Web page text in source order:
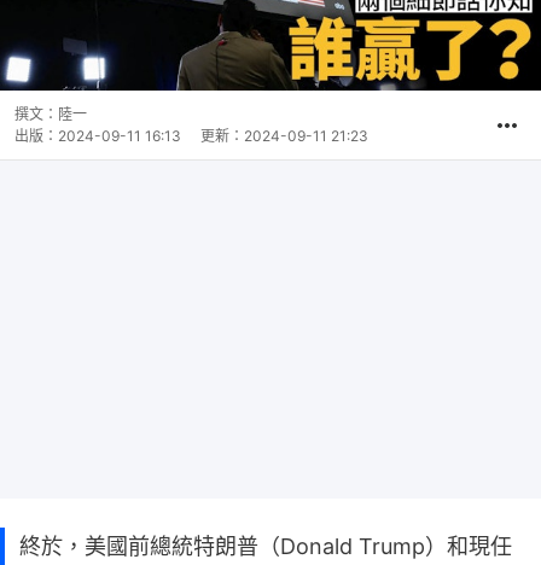
撰文： 陸一
出版： 2024-09-11 16:13 更新： 2024-09-11 21:23
終於，美國前總統特朗普（Donald Trump）和現任